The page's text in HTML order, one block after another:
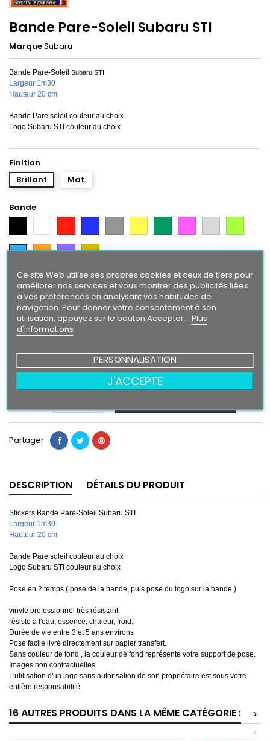
Bande Pare-Soleil Subaru STI
MarqueSubaru
Bande Pare-Soleil Subaru STI
Largeur 1m30
Hauteur 20 cm
Bande Pare soleil couleur au choix
Logo Subaru STI couleur au choix
Finition
Brillant
Mat
Bande
ArgentCitron
Bleu OrangeVioletGold
Texte/ Logo
Noir
Blanc RougeBleu Gris JauneVert Rose Gris
Argent
Bleu
Intense
OrangeViolet
24,90 €
Partager
DESCRIPTION DÉTAILS DU PRODUIT
Stickers Bande Pare-Soleil Subaru STI
Largeur 1m30
Hauteur 20 cm
Bande Pare soleil couleur au choix
Logo Subaru STI couleur au choix
Pose en 2 temps ( pose de la bande, puis pose du logo sur la bande )
vinyle professionnel très résistant
résiste a l'eau, essence, chaleur, froid.
Durée de vie entre 3 et 5 ans environs
Pose facile livré directement sur papier transfert.
Sans couleur de fond , la couleur de fond représente votre support de pose.
Images non contractuelles
L'utilisation d'un logo sans autorisation de son propriétaire est sous votre
entière responsabilité.
16 AUTRES PRODUITS DANS LA MÊME CATÉGORIE :
>
<
Ce site Web utilise ses propres cookies et ceux de tiers pour
améliorer nos services et vous montrer des publicités liées
à vos préférences en analysant vos habitudes de
navigation. Pour donner votre consentement à son
utilisation, appuyez sur le bouton Accepter. Plus
d'informations
PERSONNALISATION
J'ACCEPTE